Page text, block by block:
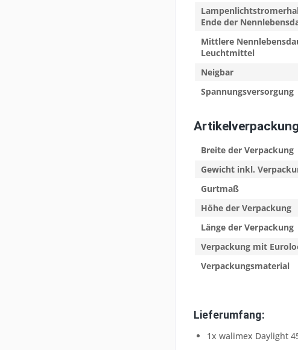
Ende der
Mittlere
Leuchtmittel
Neigbar
Spannungsversorgung
Artikelverpackung
Breite der Verpackung
Gewicht inkl.
Gurtmaß
Höhe der Verpackung
Länge der Verpackung
Verpackung mit
Verpackungsmaterial
Lieferumfang:
1x walimex Daylight